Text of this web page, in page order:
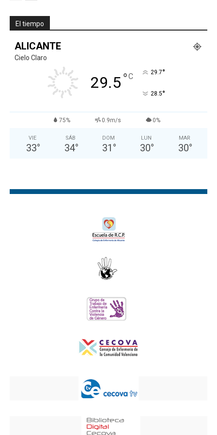
El tiempo
ALICANTE
Cielo Claro
29.5°C 29.7°
28.5°
75% 0.9m/s 0%
VIE
33°
SÁB
34°
DOM
31 °
LUN
30°
MAR
30°